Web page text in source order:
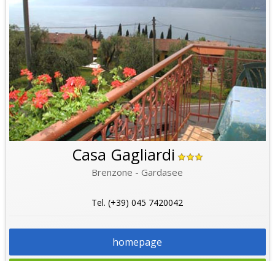
Casa Gagliardi
Brenzone - Gardasee
Tel. (+39) 045 7420042
homepage